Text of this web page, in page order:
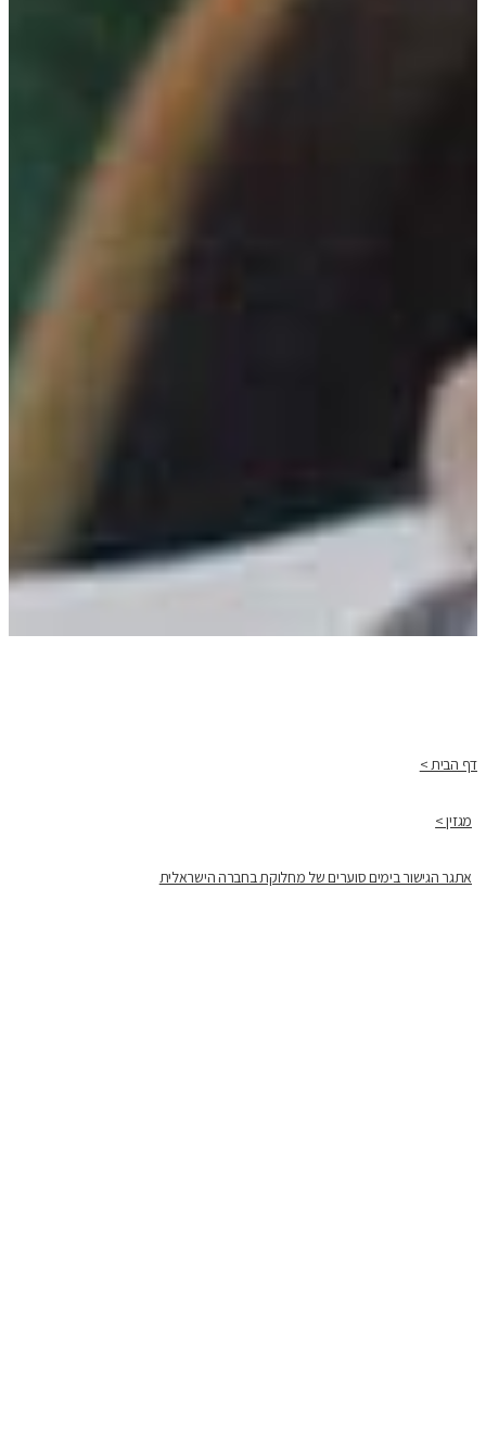
דף הבית >
מגזין >
אתגר הגישור בימים סוערים של מחלוקת בחברה הישראלית